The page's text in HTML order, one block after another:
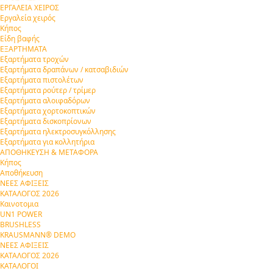
ΕΡΓΑΛΕΙΑ ΧΕΙΡΟΣ
Εργαλεία χειρός
Κήπος
Είδη βαφής
ΕΞΑΡΤΗΜΑΤΑ
Εξαρτήματα τροχών
Εξαρτήματα δραπάνων / κατσαβιδιών
Εξαρτήματα πιστολέτων
Εξαρτήματα ρούτερ / τρίμερ
Εξαρτήματα αλοιφαδόρων
Εξαρτήματα χορτοκοπτικών
Εξαρτήματα δισκοπρίονων
Εξαρτήματα ηλεκτροσυγκόλλησης
Εξαρτήματα για κολλητήρια
ΑΠΟΘΗΚΕΥΣΗ & ΜΕΤΑΦΟΡΑ
Κήπος
Αποθήκευση
ΝΕΕΣ ΑΦΙΞΕΙΣ
ΚΑΤΑΛΟΓΟΣ 2026
Καινοτομια
UN1 POWER
BRUSHLESS
KRAUSMANN® DEMO
ΝΕΕΣ ΑΦΙΞΕΙΣ
ΚΑΤΑΛΟΓΟΣ 2026
ΚΑΤΑΛΟΓΟΙ